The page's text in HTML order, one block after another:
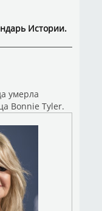
Истории.
умерла
Bonnie Tyler.